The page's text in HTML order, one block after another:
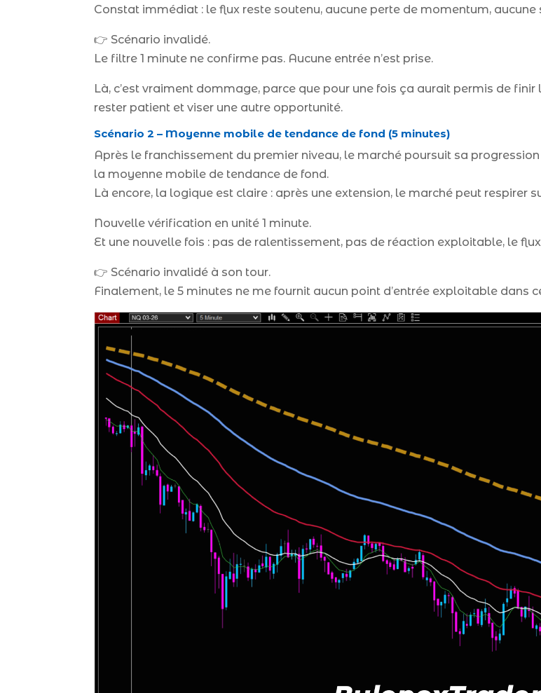
Constat immédiat : le flux reste soutenu, aucune perte de momentum, aucune
👉 Scénario invalidé.
Le filtre 1 minute ne confirme pas. Aucune entrée n’est prise.
Là, c’est vraiment dommage, parce que pour une fois ça aurait permis de
rester patient et viser une autre opportunité.
Scénario 2 – Moyenne mobile de tendance de fond (5 minutes)
Après le franchissement du premier niveau, le marché poursuit sa
la moyenne mobile de tendance de fond.
Là encore, la logique est claire : après une extension, le marché peut respirer
Nouvelle vérification en unité 1 minute.
Et une nouvelle fois : pas de ralentissement, pas de réaction exploitable, le
👉 Scénario invalidé à son tour.
Finalement, le 5 minutes ne me fournit aucun point d’entrée exploitable dans